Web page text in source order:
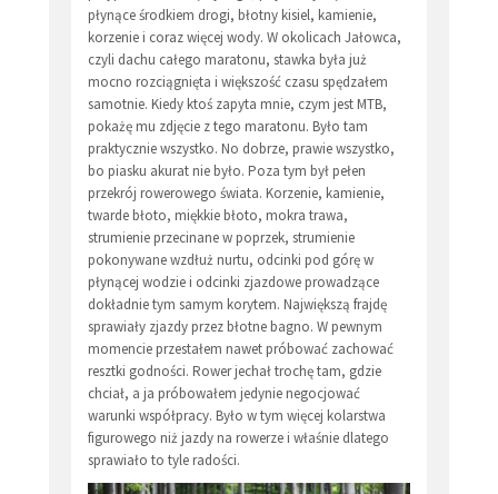
płynące środkiem drogi, błotny kisiel, kamienie,
korzenie i coraz więcej wody. W okolicach Jałowca,
czyli dachu całego maratonu, stawka była już
mocno rozciągnięta i większość czasu spędzałem
samotnie. Kiedy ktoś zapyta mnie, czym jest MTB,
pokażę mu zdjęcie z tego maratonu. Było tam
praktycznie wszystko. No dobrze, prawie wszystko,
bo piasku akurat nie było. Poza tym był pełen
przekrój rowerowego świata. Korzenie, kamienie,
twarde błoto, miękkie błoto, mokra trawa,
strumienie przecinane w poprzek, strumienie
pokonywane wzdłuż nurtu, odcinki pod górę w
płynącej wodzie i odcinki zjazdowe prowadzące
dokładnie tym samym korytem. Największą frajdę
sprawiały zjazdy przez błotne bagno. W pewnym
momencie przestałem nawet próbować zachować
resztki godności. Rower jechał trochę tam, gdzie
chciał, a ja próbowałem jedynie negocjować
warunki współpracy. Było w tym więcej kolarstwa
figurowego niż jazdy na rowerze i właśnie dlatego
sprawiało to tyle radości.